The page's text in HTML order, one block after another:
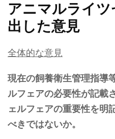
アニマルライ
出した意見
全体的な意見
現在の飼養衛生管理指導
ルフェアの必要性が記載
ェルフェアの重要性を明
べきではないか。